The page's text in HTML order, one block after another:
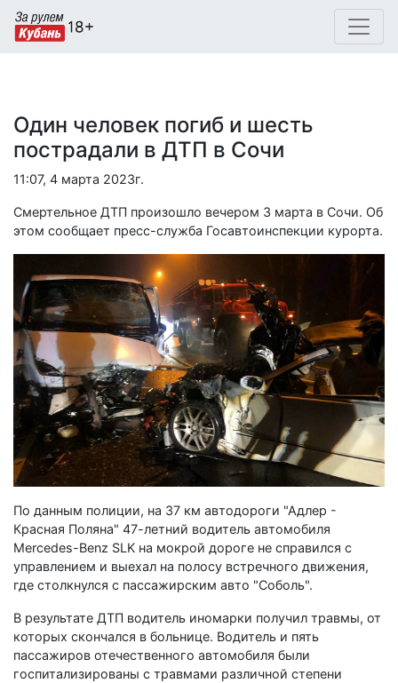
Один человек погиб и шесть
пострадали в ДТП в Сочи
11:07, 4 марта 2023г.
Смертельное ДТП произошло вечером 3 марта в Сочи. Об
этом сообщает пресс-служба Госавтоинспекции курорта.
По данным полиции, на 37 км автодороги "Адлер -
Красная Поляна" 47-летний водитель автомобиля
Mercedes-Benz SLK на мокрой дороге не справился с
управлением и выехал на полосу встречного движения,
где столкнулся с пассажирским авто "Соболь".
В результате ДТП водитель иномарки получил травмы, от
которых скончался в больнице. Водитель и пять
пассажиров отечественного автомобиля были
госпитализированы с травмами различной степени